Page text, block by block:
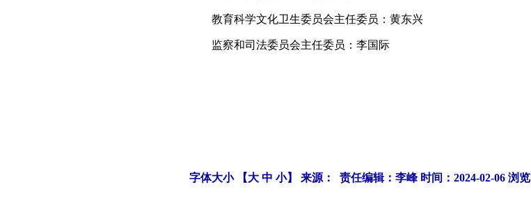
教育科学文化卫生委员会主任委员：黄东兴
监察和司法委员会主任委员：李国际
字体大小 【大 中 小】 来源： 责任编辑：李峰 时间：2024-02-06 浏览